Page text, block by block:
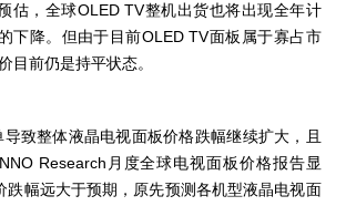
估，全球OLED TV整机出货也将出现全年计
下降。但由于目前OLED TV面板属于寡占市
目前仍是持平状态。
致整体液晶电视面板价格跌幅继续扩大，且
Research月度全球电视面板价格报告显
跌幅远大于预期，原先预测各机型液晶电视面